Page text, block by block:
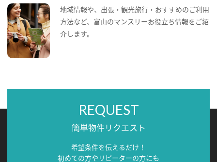
地域情報や、出張・観光旅行・おすすめのご利用
方法など、富山のマンスリーお役立ち情報をご紹
介します。
REQUEST
簡単物件リクエスト
希望条件を伝えるだけ！
初めての方やリピーターの方にも